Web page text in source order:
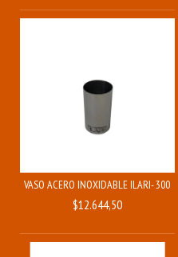
VASO ACERO INOXIDABLE ILARI- 300 ML
$12.644,50